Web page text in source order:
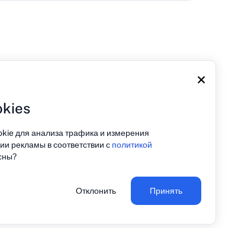
×
для анализа трафика и измерения
рекламы в соответствии с политикой
Отклонить Принять